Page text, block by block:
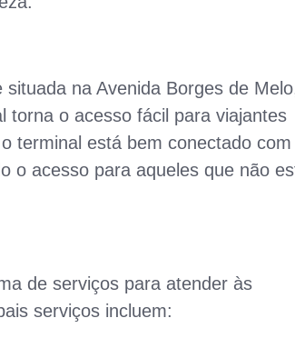
na Avenida Borges de
torna o acesso fácil para viajantes
terminal está bem conectado
o acesso para aqueles que não
de serviços para atender às
serviços incluem: